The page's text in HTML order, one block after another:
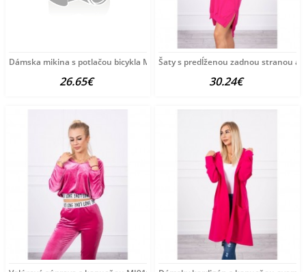
Dámska mikina s potlačou bicykla MI9139 fuchsia Univerzálna
26.65€
Šaty s predĺženou zadnou stranou a
30.24€